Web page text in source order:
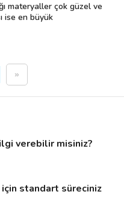
materyaller çok güzel ve
ise en büyük
»
verebilir misiniz?
standart süreciniz